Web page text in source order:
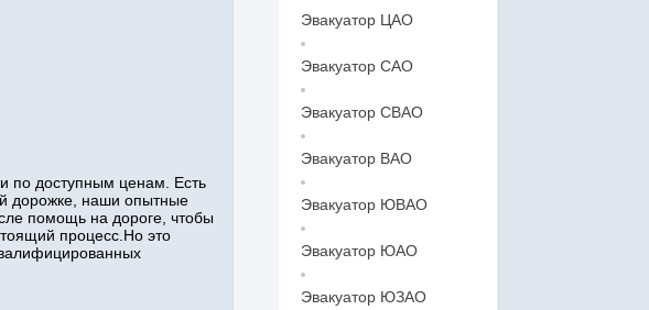
по доступным ценам. Есть
дорожке, наши опытные
помощь на дороге, чтобы
процесс.Но это
Эвакуатор ЦАО
Эвакуатор САО
Эвакуатор СВАО
Эвакуатор ВАО
Эвакуатор ЮВАО
Эвакуатор ЮАО
Эвакуатор ЮЗАО